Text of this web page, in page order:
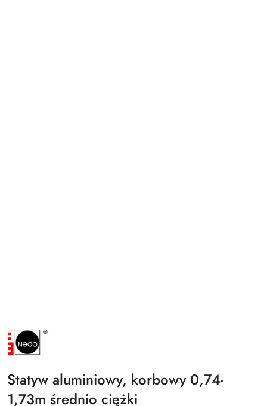
NAZWA
PRODUCENTA:
NEDO
Statyw aluminiowy, korbowy 0,74-
1,73m średnio ciężki